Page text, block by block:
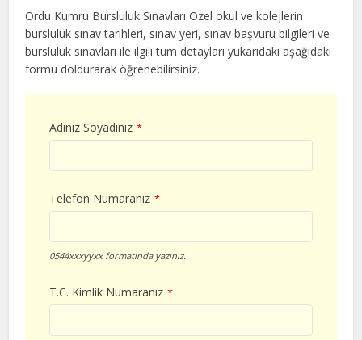
Ordu Kumru Bursluluk Sınavları Özel okul ve kolejlerin
bursluluk sınav tarihleri, sınav yeri, sınav başvuru bilgileri ve
bursluluk sınavları ile ilgili tüm detayları yukarıdaki aşağıdaki
formu doldurarak öğrenebilirsiniz.
Adınız Soyadınız *
Telefon Numaranız *
0544xxxyyxx formatında yazınız.
T.C. Kimlik Numaranız *